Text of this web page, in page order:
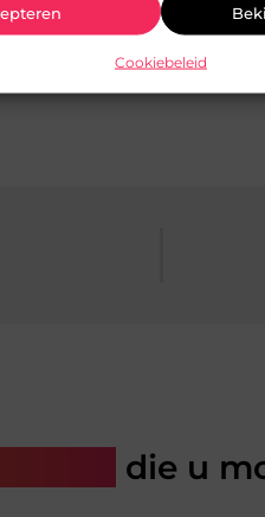
Cookiebeleid
die u